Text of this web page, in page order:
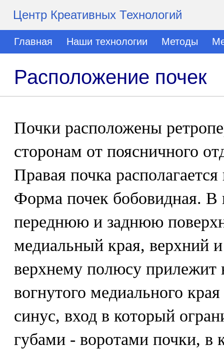
Центр Креативных Технологий
Главная Наши технологии Методы
Расположение почек
Почки расположены
сторонам от поясничного
Правая почка
Форма почек бобовидная. В
переднюю и заднюю
медиальный края, верхний
верхнему полюсу прилежит
вогнутого медиального
синус, вход в который
губами - воротами почки, в